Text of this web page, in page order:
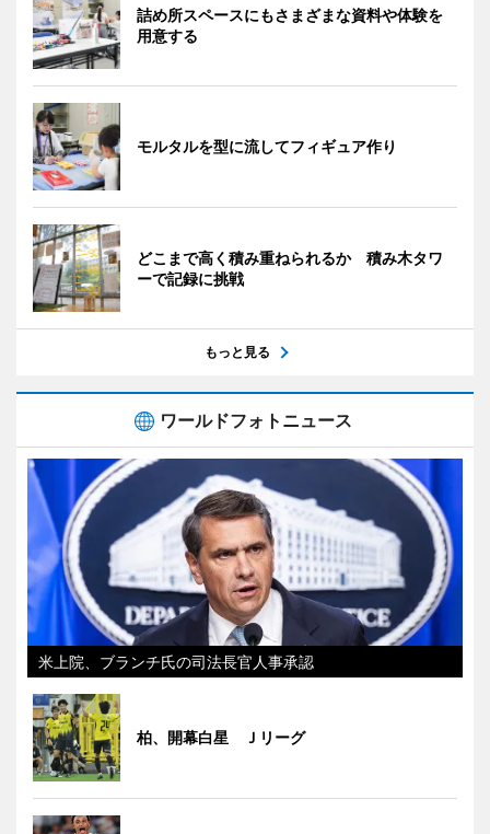
詰め所スペースにもさまざまな資料や体験を
用意する
モルタルを型に流してフィギュア作り
どこまで高く積み重ねられるか 積み木タワ
ーで記録に挑戦
もっと見る
ワールドフォトニュース
米上院、ブランチ氏の司法長官人事承認
柏、開幕白星 Ｊリーグ